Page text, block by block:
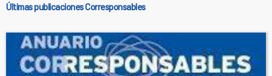
Últimas publicaciones Corresponsables